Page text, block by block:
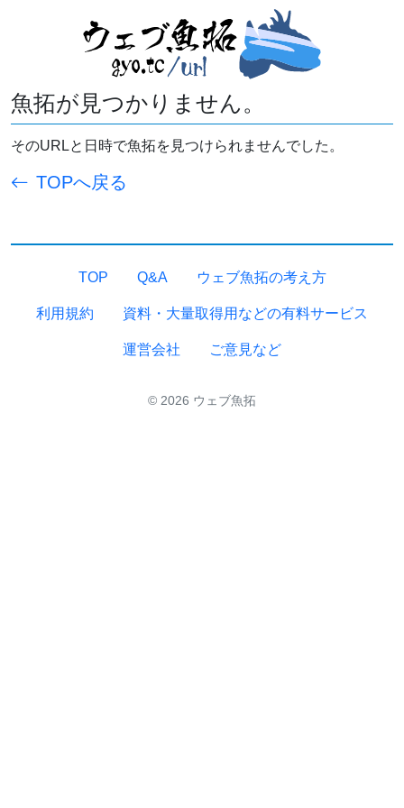
魚拓が見つかりません。
そのURLと日時で魚拓を見つけられませんでした。
TOPへ戻る
TOP Q&A ウェブ魚拓の考え方
利用規約 資料・大量取得用などの有料サービス
運営会社 ご意見など
© 2026 ウェブ魚拓